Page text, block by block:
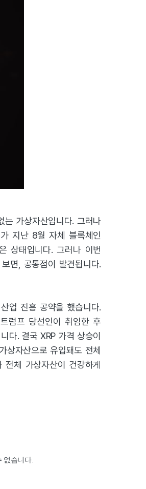
는 가상자산입니다. 그러나
지난 8월 자체 블록체인
상태입니다. 그러나 이번
면, 공통점이 발견됩니다.
업 진흥 공약을 했습니다.
럼프 당선인이 취임한 후
다. 결국 XRP 가격 상승이
상자산으로 유입돼도 전체
체 가상자산이 건강하게
습니다.